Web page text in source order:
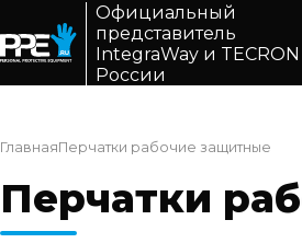
Официальный
представитель
IntegraWay и TECRON
России
ГлавнаяПерчатки рабочие защитные
Перчатки